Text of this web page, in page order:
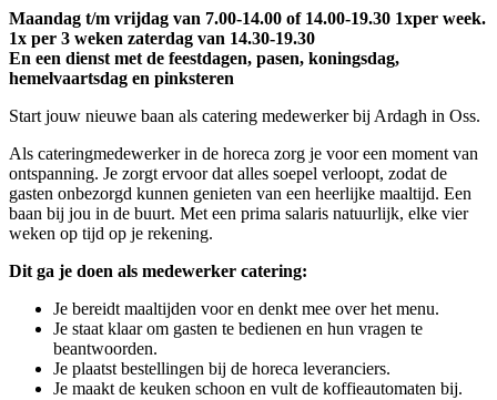
Maandag t/m vrijdag van 7.00-14.00 of 14.00-19.30 1xper week.
1x per 3 weken zaterdag van 14.30-19.30
En een dienst met de feestdagen, pasen, koningsdag,
hemelvaartsdag en pinksteren
Start jouw nieuwe baan als catering medewerker bij Ardagh in Oss.
Als cateringmedewerker in de horeca zorg je voor een moment van
ontspanning. Je zorgt ervoor dat alles soepel verloopt, zodat de
gasten onbezorgd kunnen genieten van een heerlijke maaltijd. Een
baan bij jou in de buurt. Met een prima salaris natuurlijk, elke vier
weken op tijd op je rekening.
Dit ga je doen als medewerker catering:
Je bereidt maaltijden voor en denkt mee over het menu.
Je staat klaar om gasten te bedienen en hun vragen te
beantwoorden.
Je plaatst bestellingen bij de horeca leveranciers.
Je maakt de keuken schoon en vult de koffieautomaten bij.